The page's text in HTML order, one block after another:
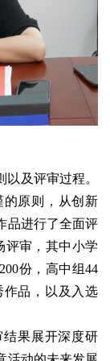
及评审过程。
原则，从创新
品进行了全面评
评审，其中小学
份，高中组44
品，以及入选
果展开深度研